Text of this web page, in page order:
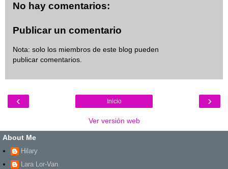
No hay comentarios:
Publicar un comentario
Nota: solo los miembros de este blog pueden
publicar comentarios.
‹ ›
Inicio
Ver versión web
About Me
Hilary
Lara Lor-Van